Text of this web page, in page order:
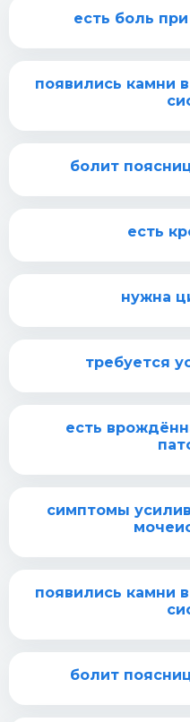
есть боль
появились камни
болит
есть
нужна
требуется
есть
симптомы
появились камни
болит